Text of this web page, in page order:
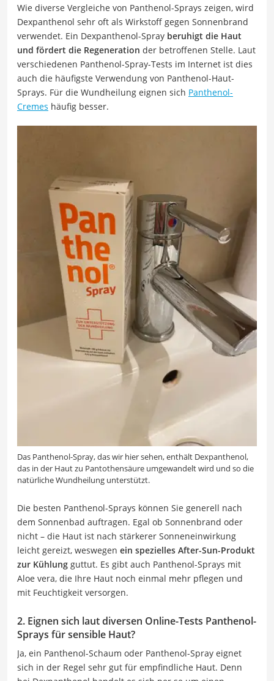
Wie diverse Vergleiche von Panthenol-Sprays zeigen, wird
Dexpanthenol sehr oft als Wirkstoff gegen Sonnenbrand
verwendet. Ein Dexpanthenol-Spray beruhigt die Haut
und fördert die Regeneration der betroffenen Stelle. Laut
verschiedenen Panthenol-Spray-Tests im Internet ist dies
auch die häufigste Verwendung von Panthenol-Haut-
Sprays. Für die Wundheilung eignen sich Panthenol-
Cremes häufig besser.
Das Panthenol-Spray, das wir hier sehen, enthält Dexpanthenol,
das in der Haut zu Pantothensäure umgewandelt wird und so die
natürliche Wundheilung unterstützt.
Die besten Panthenol-Sprays können Sie generell nach
dem Sonnenbad auftragen. Egal ob Sonnenbrand oder
nicht – die Haut ist nach stärkerer Sonneneinwirkung
leicht gereizt, weswegen ein spezielles After-Sun-Produkt
zur Kühlung guttut. Es gibt auch Panthenol-Sprays mit
Aloe vera, die Ihre Haut noch einmal mehr pflegen und
mit Feuchtigkeit versorgen.
2. Eignen sich laut diversen Online-Tests Panthenol-
Sprays für sensible Haut?
Ja, ein Panthenol-Schaum oder Panthenol-Spray eignet
sich in der Regel sehr gut für empfindliche Haut. Denn